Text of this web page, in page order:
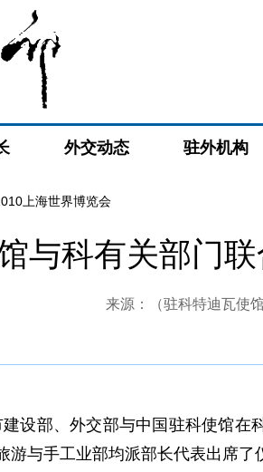
外交动态 驻外机构
上海世界博览会
与科有关部门
来源：（驻科特迪瓦使
部、外交部与中国驻科使馆在
与手工业部均派部长代表出席了